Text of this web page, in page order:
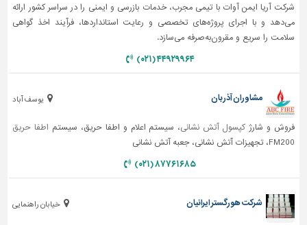
شرکت آریا ایمن آوات با تیمی مجرب، خدمات بازرسی و ایمنی را در سراسر کشور ارائه
می‌دهد و با اجرای پروژه‌های تخصصی و رعایت استانداردها، فرآیند اخذ گواهی
سلامت را سریع و مقرون‌به‌صرفه می‌سازد.
۴۴۹۲۹۹۶۴ (۰۲۱)
یوسف آباد مشاوران آذربان
فروش و شارژ کپسول آتش نشانی، سیستم اعلام و اطفا حریق، سیستم اطفا حریق
FM200، تجهیزات آتش نشانی، جعبه آتش نشانی
۸۷۷۶۱۶۸۵ (۰۲۱)
خیابان راهنمایی شرکت هورگستر ایرانیان